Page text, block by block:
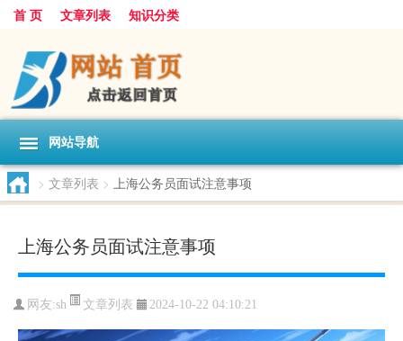
首 页 文章列表 知识分类
网站导航
> 文章列表 > 上海公务员面试注意事项
上海公务员面试注意事项
网友:sh 文章列表 2024-10-22 04:10:21